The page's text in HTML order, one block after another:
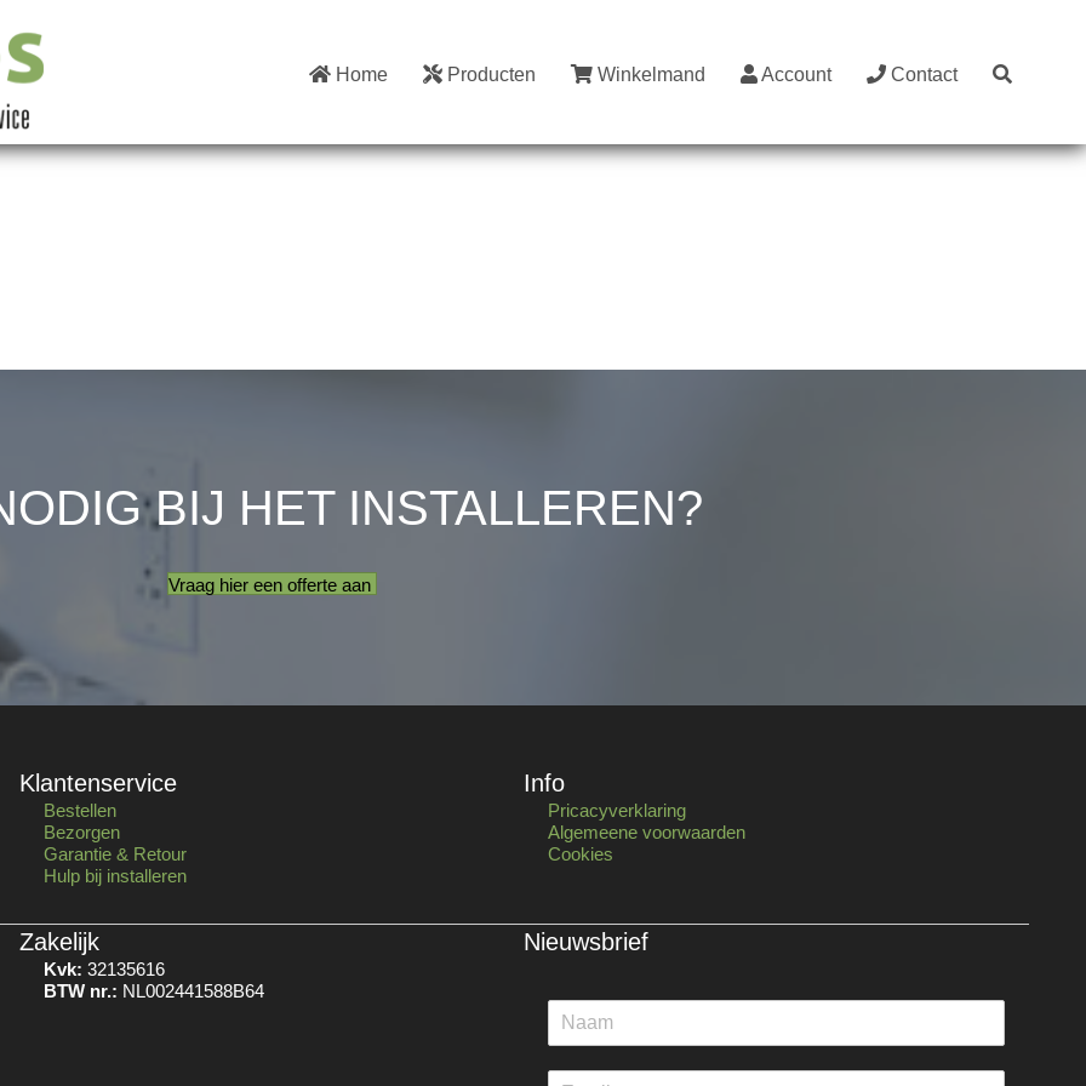
Home Producten Winkelmand Account Contact
BIJ HET INSTALLEREN?
Vraag hier een offerte aan
Klantenservice
Bestellen
Bezorgen
Garantie & Retour
Hulp bij installeren
Info
Pricacyverklaring
Algemeene voorwaarden
Cookies
Zakelijk
Kvk: 32135616
BTW nr.: NL002441588B64
Nieuwsbrief